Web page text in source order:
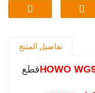
تفاصيل المنتج
قطع